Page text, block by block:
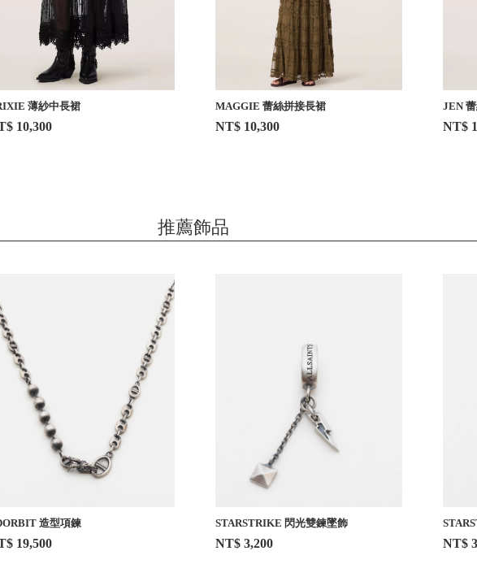
薄紗中長裙
10,300
MAGGIE 蕾絲拼接長裙
NT$ 10,300
JEN
NT$
推薦飾品
造型項鍊
19,500
STARSTRIKE 閃光雙鍊墜飾
NT$ 3,200 NT$